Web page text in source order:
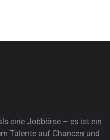
eine Jobbörse – es ist ein
Talente auf Chancen und